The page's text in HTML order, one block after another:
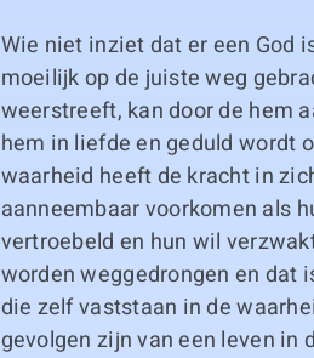
Wie niet inziet dat er een God
moeilijk op de juiste weg
weerstreeft, kan door de hem
hem in liefde en geduld wordt
waarheid heeft de kracht in
aanneembaar voorkomen als
vertroebeld en hun wil
worden weggedrongen en dat
die zelf vaststaan in de
gevolgen zijn van een leven in